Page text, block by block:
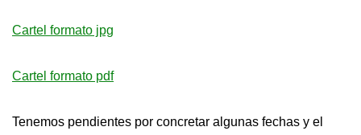
Cartel formato jpg
Cartel formato pdf
Tenemos pendientes por concretar algunas fechas y el